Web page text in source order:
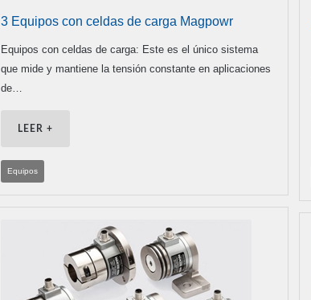
3 Equipos con celdas de carga Magpowr
Equipos con celdas de carga: Este es el único sistema
que mide y mantiene la tensión constante en aplicaciones
de…
LEER +
Equipos